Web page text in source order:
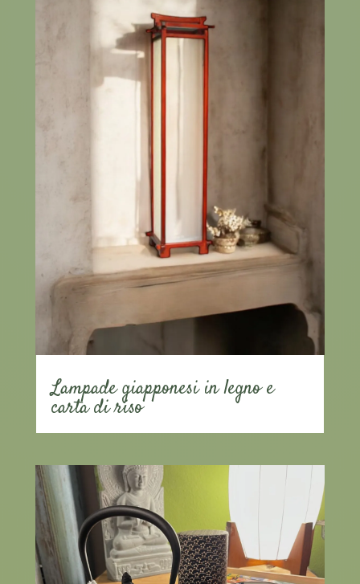
Lampade giapponesi in legno e
carta di riso